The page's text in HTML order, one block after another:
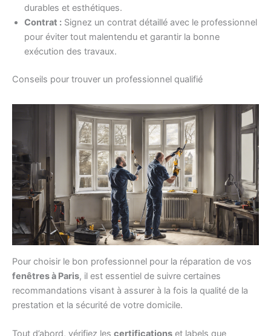
durables et esthétiques.
Contrat : Signez un contrat détaillé avec le professionnel
pour éviter tout malentendu et garantir la bonne
exécution des travaux.
Conseils pour trouver un professionnel qualifié
Pour choisir le bon professionnel pour la réparation de vos
fenêtres à Paris, il est essentiel de suivre certaines
recommandations visant à assurer à la fois la qualité de la
prestation et la sécurité de votre domicile.
Tout d’abord, vérifiez les certifications et labels que